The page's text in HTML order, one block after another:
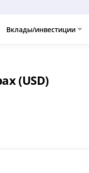
Вклады/инвестиции
(USD)